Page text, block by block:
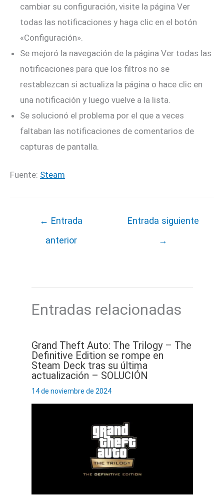
cambiar su configuración, visite la página Ver
todas las notificaciones y haga clic en el botón
«Configuración».
Se mejoró la navegación de la página Ver todas las
notificaciones para que los filtros no se
restablezcan si actualiza la página o hace clic en
una notificación y luego vuelve a la lista.
Se solucionó el problema por el que a veces
faltaban las notificaciones de comentarios de
capturas de pantalla.
Fuente: Steam
← Entrada
anterior
Entrada siguiente
→
Entradas relacionadas
Grand Theft Auto: The Trilogy – The
Definitive Edition se rompe en
Steam Deck tras su última
actualización – SOLUCIÓN
14 de noviembre de 2024